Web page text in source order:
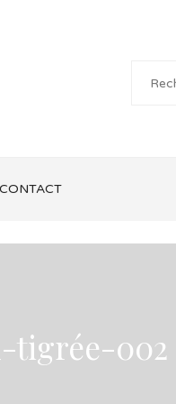
CONTACT
tigrée-002